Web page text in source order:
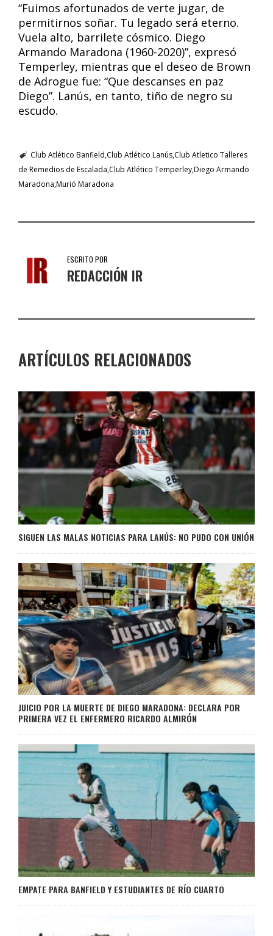
“Fuimos afortunados de verte jugar, de
permitirnos soñar. Tu legado será eterno.
Vuela alto, barrilete cósmico. Diego
Armando Maradona (1960-2020)”, expresó
Temperley, mientras que el deseo de Brown
de Adrogue fue: “Que descanses en paz
Diego”. Lanús, en tanto, tiño de negro su
escudo.
Club Atlético Banfield Club Atlético LanúsClub Atletico Talleres
de Remedios de Escalada Club Atlético TemperleyDiego Armando
Maradona Murió Maradona
ESCRITO POR
REDACCIÓN IR
ARTÍCULOS RELACIONADOS
SIGUEN LAS MALAS NOTICIAS PARA LANÚS: NO PUDO CON UNIÓN
JUICIO POR LA MUERTE DE DIEGO MARADONA: DECLARA POR
PRIMERA VEZ EL ENFERMERO RICARDO ALMIRÓN
EMPATE PARA BANFIELD Y ESTUDIANTES DE RÍO CUARTO